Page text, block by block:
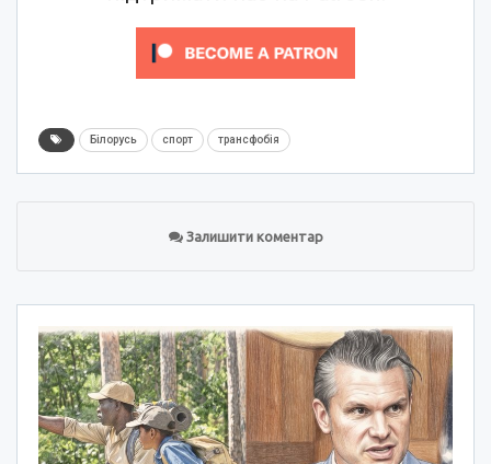
Білорусь спорт трансфобія
Залишити коментар